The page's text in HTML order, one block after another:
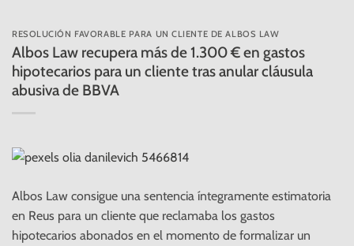
RESOLUCIÓN FAVORABLE PARA UN CLIENTE DE ALBOS LAW
Albos Law recupera más de 1.300 € en gastos
hipotecarios para un cliente tras anular cláusula
abusiva de BBVA
Albos Law consigue una sentencia íntegramente estimatoria
en Reus para un cliente que reclamaba los gastos
hipotecarios abonados en el momento de formalizar un